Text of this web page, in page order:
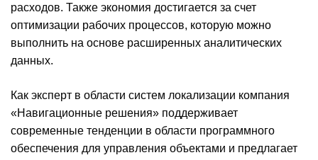
расходов. Также экономия достигается за счет
оптимизации рабочих процессов, которую можно
выполнить на основе расширенных аналитических
данных.
Как эксперт в области систем локализации компания
«Навигационные решения» поддерживает
современные тенденции в области программного
обеспечения для управления объектами и предлагает